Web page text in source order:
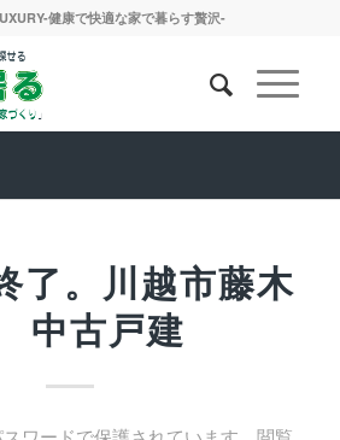
健康で快適な家で暮らす贅沢-
了。川越市藤木
中古戸建